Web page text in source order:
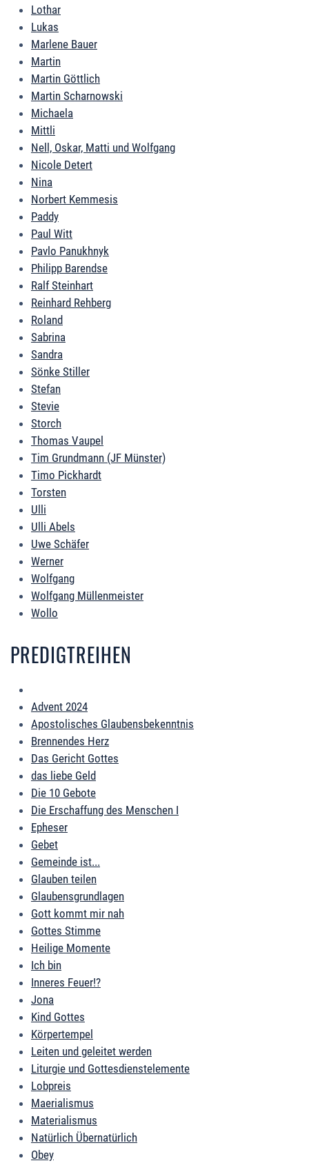
Lothar
Lukas
Marlene Bauer
Martin
Martin Göttlich
Martin Scharnowski
Michaela
Mittli
Nell, Oskar, Matti und Wolfgang
Nicole Detert
Nina
Norbert Kemmesis
Paddy
Paul Witt
Pavlo Panukhnyk
Philipp Barendse
Ralf Steinhart
Reinhard Rehberg
Roland
Sabrina
Sandra
Sönke Stiller
Stefan
Stevie
Storch
Thomas Vaupel
Tim Grundmann (JF Münster)
Timo Pickhardt
Torsten
Ulli
Ulli Abels
Uwe Schäfer
Werner
Wolfgang
Wolfgang Müllenmeister
Wollo
PREDIGTREIHEN
Advent 2024
Apostolisches Glaubensbekenntnis
Brennendes Herz
Das Gericht Gottes
das liebe Geld
Die 10 Gebote
Die Erschaffung des Menschen I
Epheser
Gebet
Gemeinde ist...
Glauben teilen
Glaubensgrundlagen
Gott kommt mir nah
Gottes Stimme
Heilige Momente
Ich bin
Inneres Feuer!?
Jona
Kind Gottes
Körpertempel
Leiten und geleitet werden
Liturgie und Gottesdienstelemente
Lobpreis
Maerialismus
Materialismus
Natürlich Übernatürlich
Obey